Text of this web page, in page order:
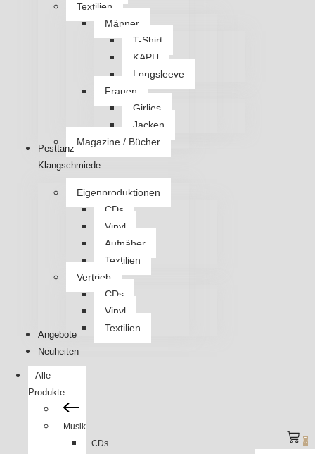
Textilien
Männer
T-Shirt
KAPU
Longsleeve
Frauen
Girlies
Jacken
Magazine / Bücher
Pesttanz
Klangschmiede
Eigenproduktionen
CDs
Vinyl
Aufnäher
Textilien
Vertrieb
CDs
Vinyl
Textilien
Angebote
Neuheiten
Alle
Produkte
Musik
CDs
0